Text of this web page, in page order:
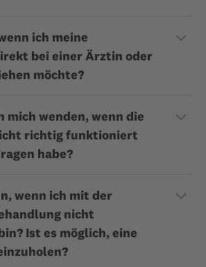
ich meine
bei einer Ärztin oder
möchte?
mich wenden, wenn die
richtig funktioniert
habe?
wenn ich mit der
nicht
Ist es möglich, eine